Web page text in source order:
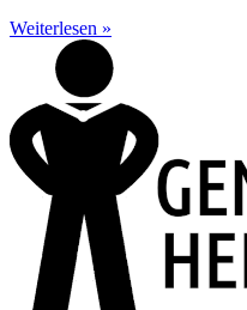
Weiterlesen »